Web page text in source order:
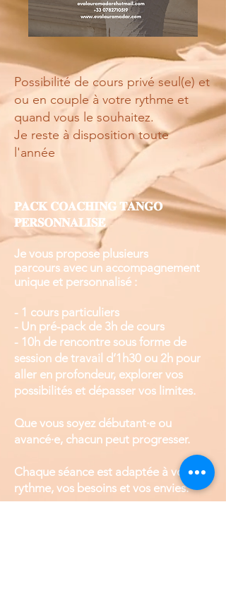
Possibilité de cours privé seul(e) et
ou en couple à votre rythme et
quand vous le souhaitez.
Je reste à disposition toute
l'année
𝐏𝐀𝐂𝐊 𝐂𝐎𝐀𝐂𝐇𝐈𝐍𝐆 𝐓𝐀𝐍𝐆𝐎
𝐏𝐄𝐑𝐒𝐎𝐍𝐍𝐀𝐋𝐈𝐒𝐄́
Je vous propose plusieurs
parcours avec un accompagnement
unique et personnalisé :
- 1 cours particuliers
- Un pré-pack de 3h de cours
- 10h de rencontre sous forme de
session de travail d’1h30 ou 2h pour
aller en profondeur, explorer vos
possibilités et dépasser vos limites.
Que vous soyez débutant·e ou
avancé·e, chacun peut progresser.
Chaque séance est adaptée à votre
rythme, vos besoins et vos envies.